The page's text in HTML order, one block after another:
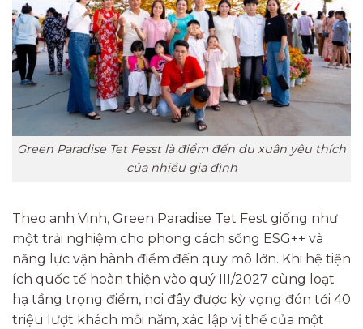
Green Paradise Tet Fesst là điểm đến du xuân yêu thích
của nhiều gia đình
Theo anh Vinh, Green Paradise Tet Fest giống như
một trải nghiệm cho phong cách sống ESG++ và
năng lực vận hành điểm đến quy mô lớn. Khi hệ tiện
ích quốc tế hoàn thiện vào quý III/2027 cùng loạt
hạ tầng trọng điểm, nơi đây được kỳ vọng đón tới 40
triệu lượt khách mỗi năm, xác lập vị thế của một